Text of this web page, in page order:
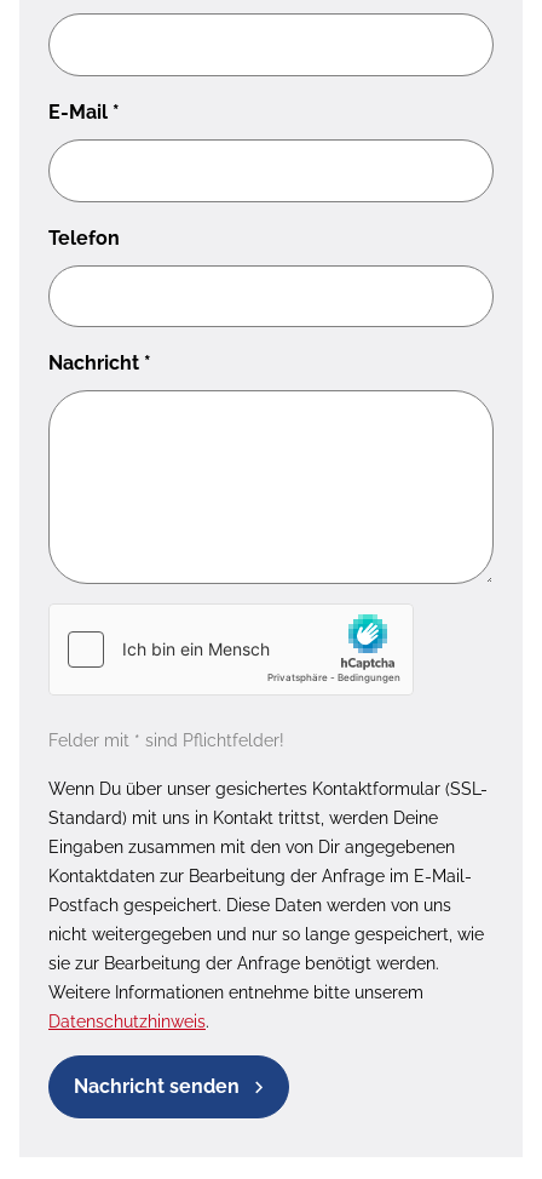
E-Mail *
Telefon
Nachricht *
Felder mit * sind Pflichtfelder!
Wenn Du über unser gesichertes Kontaktformular (SSL-
Standard) mit uns in Kontakt trittst, werden Deine
Eingaben zusammen mit den von Dir angegebenen
Kontaktdaten zur Bearbeitung der Anfrage im E-Mail-
Postfach gespeichert. Diese Daten werden von uns
nicht weitergegeben und nur so lange gespeichert, wie
sie zur Bearbeitung der Anfrage benötigt werden.
Weitere Informationen entnehme bitte unserem
Datenschutzhinweis.
Nachricht senden